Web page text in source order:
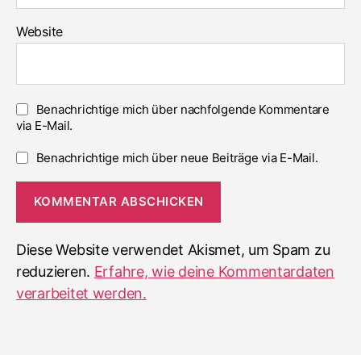
Website
Benachrichtige mich über nachfolgende Kommentare
via E-Mail.
Benachrichtige mich über neue Beiträge via E-Mail.
Diese Website verwendet Akismet, um Spam zu
reduzieren. Erfahre, wie deine Kommentardaten
verarbeitet werden.